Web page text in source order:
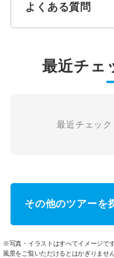
よくある質問
最近チェ
最近チェッ
その他のツアーを
※写真・イラストはすべてイメージで
風景をご覧いただけるとはかぎりませ